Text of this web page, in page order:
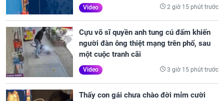
Video 2 giờ 15 phút trước
Cựu võ sĩ quyền anh tung cú đấm khiến
người đàn ông thiệt mạng trên phố, sau
một cuộc tranh cãi
Video 3 giờ 15 phút trước
Thấy con gái chưa chào đời mỉm cười